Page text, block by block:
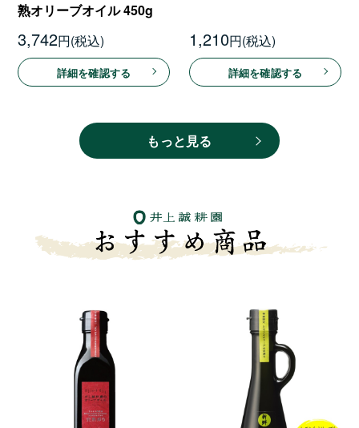
熟オリーブオイル 450g
3,742円
詳細を確認する
1,210円
詳細を確認する
もっと見る